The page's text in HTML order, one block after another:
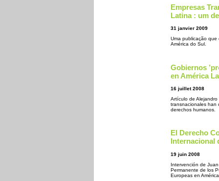
Empresas
Latina : um
31 janvier 2009
Uma publicação que
América do Sul.
Gobiernos
en América
16 juillet 2008
Artículo de
transnacionales han
derechos humanos.
El Derecho
Internacional
19 juin 2008
Intervención de
Permanente de los
Europeas en